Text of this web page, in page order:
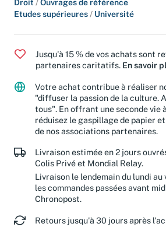
Droit /Ouvrages de référence
Etudes supérieures / Université
Jusqu'à 15 % de vos achats sont
partenaires caritatifs. En savoir
Votre achat contribue à réaliser
"diffuser la passion de la culture.
tous". En offrant une seconde vie
réduisez le gaspillage de papier
de nos associations partenaires.
Livraison estimée en 2 jours
Colis Privé et Mondial Relay.
Livraison le lendemain du lundi au
les commandes passées avant
Chronopost.
Retours jusqu'à 30 jours après